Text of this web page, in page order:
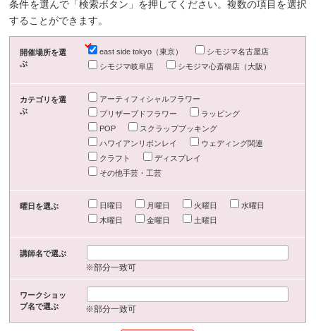
条件を選んで「検索ボタン」を押してください。複数の項目を選択
することができます。
開催場所を選
ぶ
east side tokyo（東京）
シモジマ名古屋店
シモジマ岐阜店
シモジマ心斎橋店（大阪）
カテゴリを選
ぶ
アーティフィシャルフラワー
プリザーブドフラワー
ラッピング
POP
スクラップブッキング
ハワイアンリボンレイ
ウェディング関連
クラフト
ディスプレイ
その他手芸・工芸
曜日を選ぶ 日曜日 月曜日 火曜日
水曜日
木曜日
金曜日 土曜日
講師名で選ぶ
※部分一致可
ワークショッ
プ名で選ぶ
※部分一致可